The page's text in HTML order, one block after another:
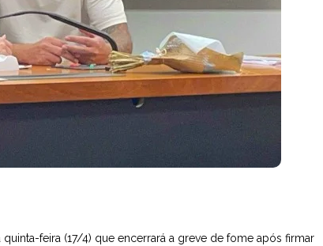
feira (17/4) que encerrará a greve de fome após firmar